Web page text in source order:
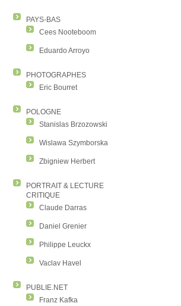
PAYS-BAS
Cees Nooteboom
Eduardo Arroyo
PHOTOGRAPHES
Eric Bourret
POLOGNE
Stanislas Brzozowski
Wislawa Szymborska
Zbigniew Herbert
PORTRAIT & LECTURE
CRITIQUE
Claude Darras
Daniel Grenier
Philippe Leuckx
Vaclav Havel
PUBLIE.NET
Franz Kafka